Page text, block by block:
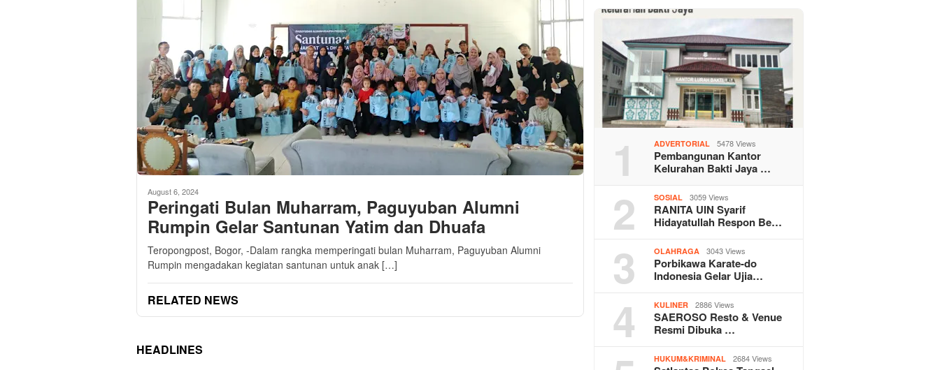
August 6, 2024
Peringati Bulan Muharram, Paguyuban Alumni
Rumpin Gelar Santunan Yatim dan Dhuafa
Teropongpost, Bogor, -Dalam rangka memperingati bulan Muharram, Paguyuban Alumni
Rumpin mengadakan kegiatan santunan untuk anak […]
RELATED NEWS
HEADLINES
1 ADVERTORIAL 5478 Views
Pembangunan Kantor
Kelurahan Bakti Jaya …
2 SOSIAL 3059 Views
RANITA UIN Syarif
Hidayatullah Respon Be…
3 OLAHRAGA 3043 Views
Porbikawa Karate-do
Indonesia Gelar Ujia…
4 KULINER 2886 Views
SAEROSO Resto & Venue
Resmi Dibuka …
HUKUM&KRIMINAL 2684 Views